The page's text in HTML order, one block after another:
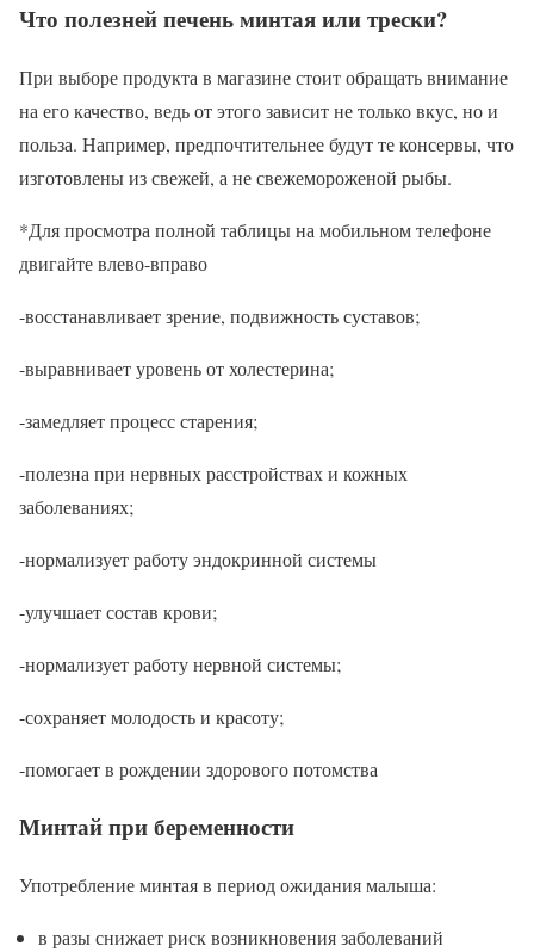
Что полезней печень минтая или трески?
При выборе продукта в магазине стоит обращать внимание
на его качество, ведь от этого зависит не только вкус, но и
польза. Например, предпочтительнее будут те консервы, что
изготовлены из свежей, а не свежемороженой рыбы.
*Для просмотра полной таблицы на мобильном телефоне
двигайте влево-вправо
-восстанавливает зрение, подвижность суставов;
-выравнивает уровень от холестерина;
-замедляет процесс старения;
-полезна при нервных расстройствах и кожных
заболеваниях;
-нормализует работу эндокринной системы
-улучшает состав крови;
-нормализует работу нервной системы;
-сохраняет молодость и красоту;
-помогает в рождении здорового потомства
Минтай при беременности
Употребление минтая в период ожидания малыша:
в разы снижает риск возникновения заболеваний